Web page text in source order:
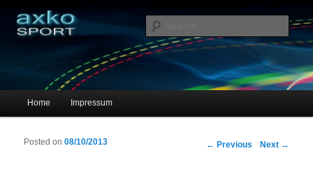
axko-sport – Sportschuhe online
Main menu
Skip to primary content
Skip to secondary content
Home Impressum
Post navigation
← Previous Next →
Posted on08/10/2013